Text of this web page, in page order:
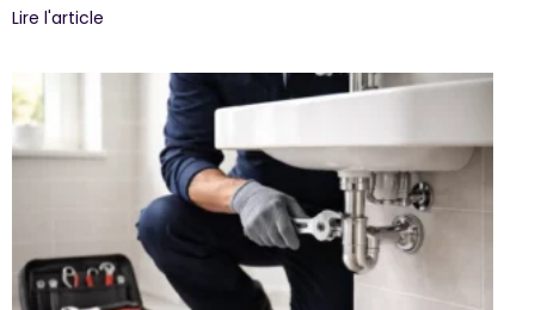
Lire l'article